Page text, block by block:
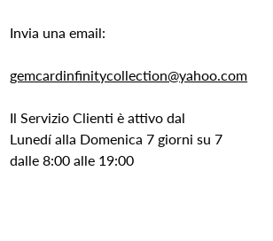
Invia una email:
gemcardinfinitycollection@yahoo.com
Il Servizio Clienti è attivo dal
Lunedí alla Domenica 7 giorni su 7
dalle 8:00 alle 19:00